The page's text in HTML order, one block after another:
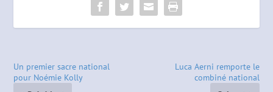
Un premier sacre national
pour Noémie Kolly
Luca Aerni remporte le
combiné national